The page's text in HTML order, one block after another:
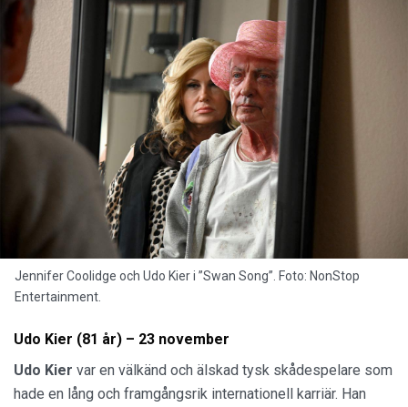
Jennifer Coolidge och Udo Kier i ”Swan Song”. Foto: NonStop
Entertainment.
Udo Kier (81 år) – 23 november
Udo Kier var en välkänd och älskad tysk skådespelare som
hade en lång och framgångsrik internationell karriär. Han